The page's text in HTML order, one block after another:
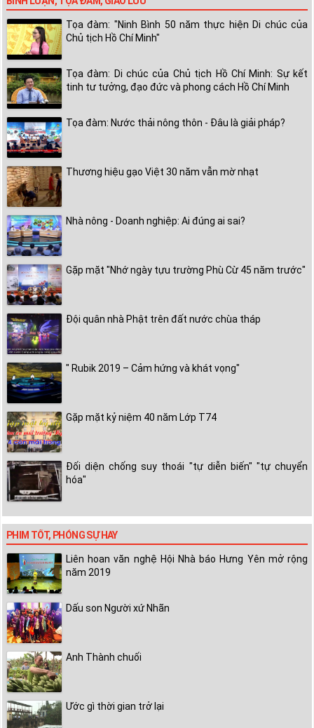
Tọa đàm: "Ninh Bình 50 năm thực hiện Di chúc của
Chủ tịch Hồ Chí Minh"
Tọa đàm: Di chúc của Chủ tịch Hồ Chí Minh: Sự kết
tinh tư tưởng, đạo đức và phong cách Hồ Chí Minh
Tọa đàm: Nước thải nông thôn - Đâu là giải pháp?
Thương hiệu gạo Việt 30 năm vẫn mờ nhạt
Nhà nông - Doanh nghiệp: Ai đúng ai sai?
Gặp mặt "Nhớ ngày tựu trường Phù Cừ 45 năm trước"
Đội quân nhà Phật trên đất nước chùa tháp
" Rubik 2019 – Cảm hứng và khát vọng"
Gặp mặt kỷ niệm 40 năm Lớp T74
Đối diện chống suy thoái "tự diễn biến" "tự chuyển
hóa"
PHIM TỐT, PHÓNG SỰ HAY
Liên hoan văn nghệ Hội Nhà báo Hưng Yên mở rộng
năm 2019
Dấu son Người xứ Nhãn
Anh Thành chuối
Ước gì thời gian trở lại